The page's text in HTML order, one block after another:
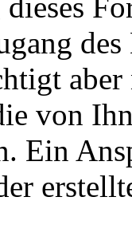
von
Ein